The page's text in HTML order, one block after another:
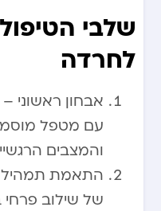
שלבי
לחרדה
אבחון ראשוני
עם מטפל
והמצבים
התאמת תמהיל
של שילוב